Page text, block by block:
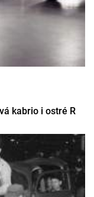
kabrio i ostré R